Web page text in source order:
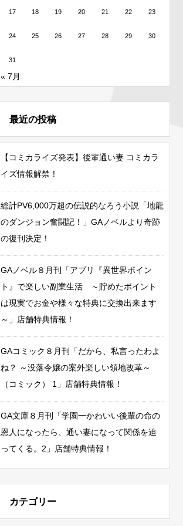
17 18 19 20 21 22 23
24 25 26 27 28 29 30
31
« 7月
最近の投稿
【コミカライズ発表】後輩通い妻 コミカラ
イズ情報解禁！
総計PV6,000万超の伝説的なろう小説「地龍
のダンジョン奮闘記！」GAノベルより奇跡
の復刊決定！
GAノベル８月刊「アプリ『異世界ポイン
ト』で楽しい副業生活 ～貯めたポイント
は現実でお金や様々な特典に交換出来ます
～」店舗特典情報！
GAコミック８月刊「だから、私言ったわよ
ね？ ～没落令嬢の案外楽しい領地改革～
（コミック） 1」店舗特典情報！
GA文庫８月刊「学園一かわいい後輩の命の
恩人になったら、通い妻になって関係を迫
ってくる。2」店舗特典情報！
カテゴリー